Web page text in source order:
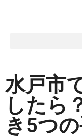
水戸市
したら
き5つ